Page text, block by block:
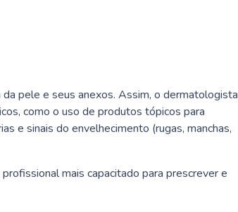
pele e seus anexos. Assim, o dermatologista
como o uso de produtos tópicos para
e sinais do envelhecimento (rugas, manchas,
mais capacitado para prescrever e